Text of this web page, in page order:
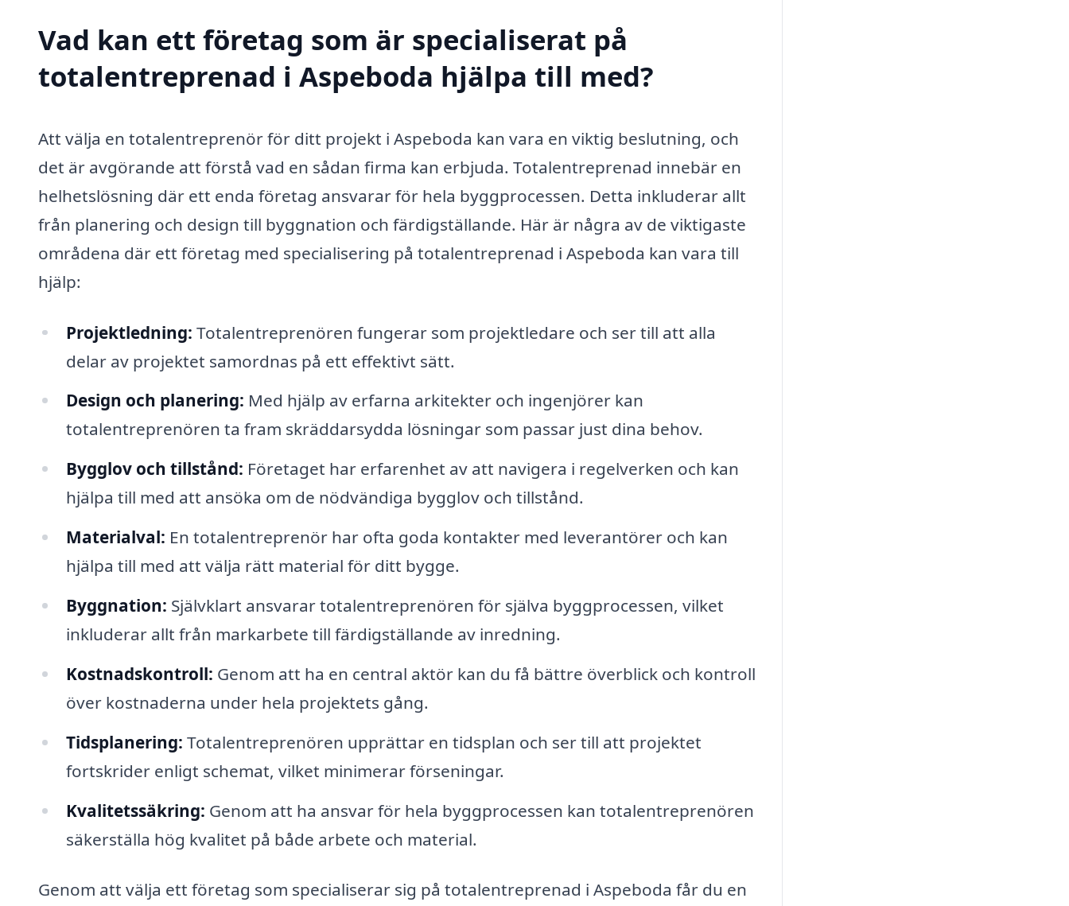
Vad kan ett företag som är specialiserat på
totalentreprenad i Aspeboda hjälpa till med?
Att välja en totalentreprenör för ditt projekt i Aspeboda kan vara en viktig beslutning, och
det är avgörande att förstå vad en sådan firma kan erbjuda. Totalentreprenad innebär en
helhetslösning där ett enda företag ansvarar för hela byggprocessen. Detta inkluderar allt
från planering och design till byggnation och färdigställande. Här är några av de viktigaste
områdena där ett företag med specialisering på totalentreprenad i Aspeboda kan vara till
hjälp:
Projektledning: Totalentreprenören fungerar som projektledare och ser till att alla
delar av projektet samordnas på ett effektivt sätt.
Design och planering: Med hjälp av erfarna arkitekter och ingenjörer kan
totalentreprenören ta fram skräddarsydda lösningar som passar just dina behov.
Bygglov och tillstånd: Företaget har erfarenhet av att navigera i regelverken och kan
hjälpa till med att ansöka om de nödvändiga bygglov och tillstånd.
Materialval: En totalentreprenör har ofta goda kontakter med leverantörer och kan
hjälpa till med att välja rätt material för ditt bygge.
Byggnation: Självklart ansvarar totalentreprenören för själva byggprocessen, vilket
inkluderar allt från markarbete till färdigställande av inredning.
Kostnadskontroll: Genom att ha en central aktör kan du få bättre överblick och kontroll
över kostnaderna under hela projektets gång.
Tidsplanering: Totalentreprenören upprättar en tidsplan och ser till att projektet
fortskrider enligt schemat, vilket minimerar förseningar.
Kvalitetssäkring: Genom att ha ansvar för hela byggprocessen kan totalentreprenören
säkerställa hög kvalitet på både arbete och material.
Genom att välja ett företag som specialiserar sig på totalentreprenad i Aspeboda får du en